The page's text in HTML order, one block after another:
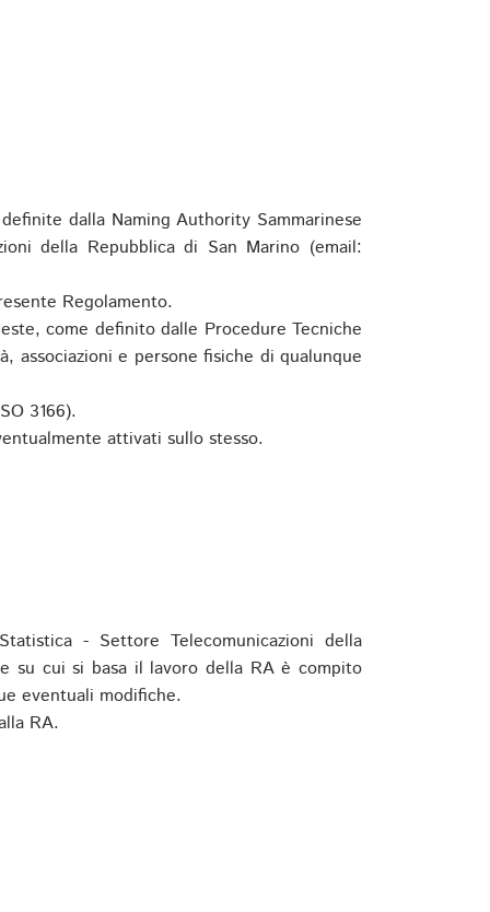
dalla Naming Authority Sammarinese
della Repubblica di San Marino (email:
Regolamento.
come definito dalle Procedure Tecniche
associazioni e persone fisiche di qualunque
3166).
attivati sullo stesso.
- Settore Telecomunicazioni della
su cui si basa il lavoro della RA è compito
eventuali modifiche.
RA.